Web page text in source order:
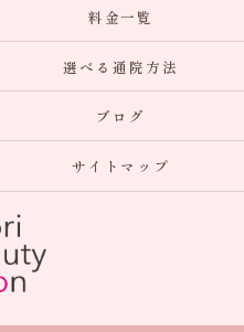
料金一覧
選べる通院方法
ブログ
サイトマップ